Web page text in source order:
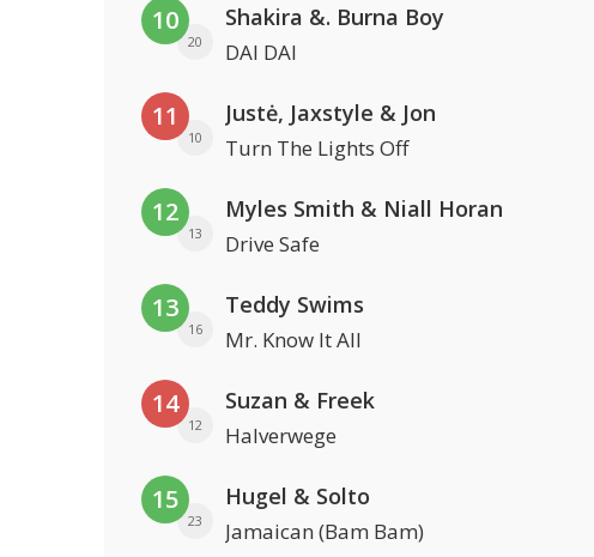
10
20
Shakira &. Burna Boy
DAI DAI
11
10
Justė, Jaxstyle & Jon
Turn The Lights Off
12
13
Myles Smith & Niall Horan
Drive Safe
13
16
Teddy Swims
Mr. Know It All
14
12
Suzan & Freek
Halverwege
15
23
Hugel & Solto
Jamaican (Bam Bam)